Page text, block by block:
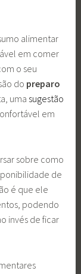
alimentar
em comer
o seu
do preparo
uma sugestão
em
sobre como
de
é que ele
podendo
invés de ficar